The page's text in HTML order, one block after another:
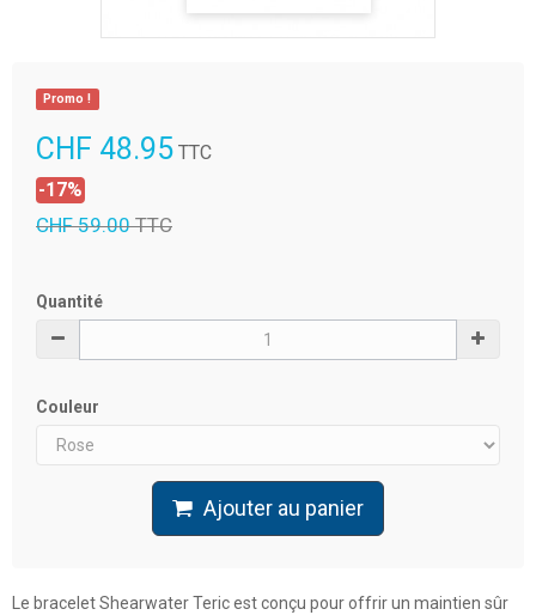
Promo !
CHF 48.95 TTC
-17%
CHF 59.00TTC
Quantité
Couleur
Ajouter au panier
Le bracelet Shearwater Teric est conçu pour offrir un maintien sûr